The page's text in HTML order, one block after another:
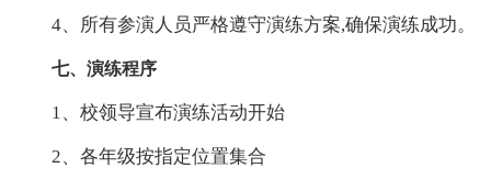
4、所有参演人员严格遵守演练方案,确保演练成功。
七、演练程序
1、校领导宣布演练活动开始
2、各年级按指定位置集合